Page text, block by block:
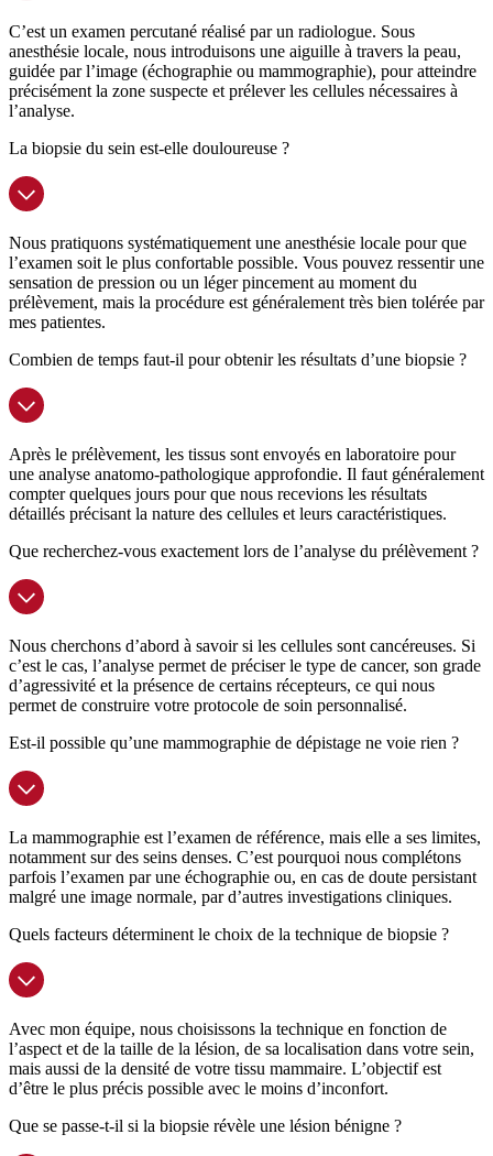
C’est un examen percutané réalisé par un radiologue. Sous
anesthésie locale, nous introduisons une aiguille à travers la peau,
guidée par l’image (échographie ou mammographie), pour atteindre
précisément la zone suspecte et prélever les cellules nécessaires à
l’analyse.
La biopsie du sein est-elle douloureuse ?
Nous pratiquons systématiquement une anesthésie locale pour que
l’examen soit le plus confortable possible. Vous pouvez ressentir une
sensation de pression ou un léger pincement au moment du
prélèvement, mais la procédure est généralement très bien tolérée par
mes patientes.
Combien de temps faut-il pour obtenir les résultats d’une biopsie ?
Après le prélèvement, les tissus sont envoyés en laboratoire pour
une analyse anatomo-pathologique approfondie. Il faut généralement
compter quelques jours pour que nous recevions les résultats
détaillés précisant la nature des cellules et leurs caractéristiques.
Que recherchez-vous exactement lors de l’analyse du prélèvement ?
Nous cherchons d’abord à savoir si les cellules sont cancéreuses. Si
c’est le cas, l’analyse permet de préciser le type de cancer, son grade
d’agressivité et la présence de certains récepteurs, ce qui nous
permet de construire votre protocole de soin personnalisé.
Est-il possible qu’une mammographie de dépistage ne voie rien ?
La mammographie est l’examen de référence, mais elle a ses limites,
notamment sur des seins denses. C’est pourquoi nous complétons
parfois l’examen par une échographie ou, en cas de doute persistant
malgré une image normale, par d’autres investigations cliniques.
Quels facteurs déterminent le choix de la technique de biopsie ?
Avec mon équipe, nous choisissons la technique en fonction de
l’aspect et de la taille de la lésion, de sa localisation dans votre sein,
mais aussi de la densité de votre tissu mammaire. L’objectif est
d’être le plus précis possible avec le moins d’inconfort.
Que se passe-t-il si la biopsie révèle une lésion bénigne ?